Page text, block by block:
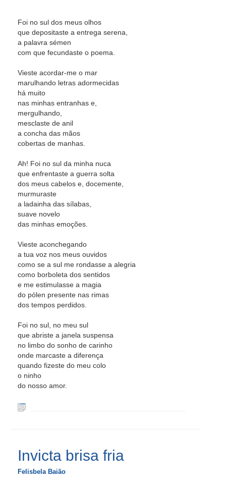
Foi no sul dos meus olhos
que depositaste a entrega serena,
a palavra sémen
com que fecundaste o poema.
Vieste acordar-me o mar
marulhando letras adormecidas
há muito
nas minhas entranhas e,
mergulhando,
mesclaste de anil
a concha das mãos
cobertas de manhas.
Ah! Foi no sul da minha nuca
que enfrentaste a guerra solta
dos meus cabelos e, docemente,
murmuraste
a ladainha das sílabas,
suave novelo
das minhas emoções.
Vieste aconchegando
a tua voz nos meus ouvidos
como se a sul me rondasse a alegria
como borboleta dos sentidos
e me estimulasse a magia
do pólen presente nas rimas
dos tempos perdidos.
Foi no sul, no meu sul
que abriste a janela suspensa
no limbo do sonho de carinho
onde marcaste a diferença
quando fizeste do meu colo
o ninho
do nosso amor.
Invicta brisa fria
Felisbela Baião